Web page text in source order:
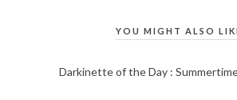
YOU MIGHT ALSO
Darkinette of the Day :